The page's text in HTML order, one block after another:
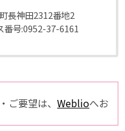
長神田2312番地2
番号:0952-37-6161
ご要望は、Weblioへお